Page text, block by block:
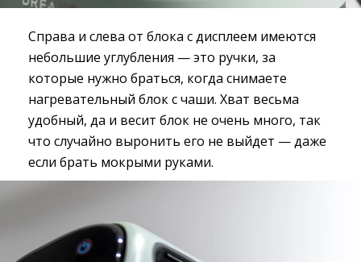
Справа и слева от блока с дисплеем имеются
небольшие углубления — это ручки, за
которые нужно браться, когда снимаете
нагревательный блок с чаши. Хват весьма
удобный, да и весит блок не очень много, так
что случайно выронить его не выйдет — даже
если брать мокрыми руками.